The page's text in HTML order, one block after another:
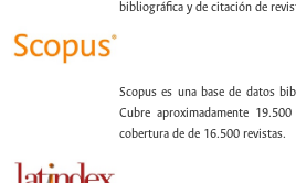
bibliográfica y de citación de
Scopus es una base de datos
Cubre aproximadamente
cobertura de de 16.500 revistas.